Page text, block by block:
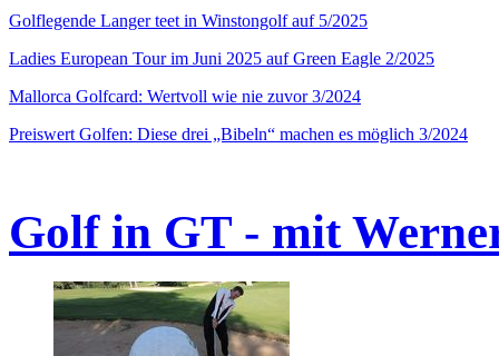
Golflegende Langer teet in Winstongolf auf 5/2025
Ladies European Tour im Juni 2025 auf Green Eagle 2/2025
Mallorca Golfcard: Wertvoll wie nie zuvor 3/2024
Preiswert Golfen: Diese drei „Bibeln“ machen es möglich 3/2024
Golf in GT - mit